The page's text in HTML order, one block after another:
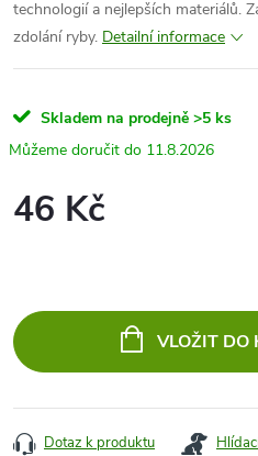
technologií a nejlepších materiálů.
zdolání ryby. Detailní informace
Skladem na prodejně >5 ks
11.8.2026
46 Kč
VLOŽIT DO
Dotaz k produktu